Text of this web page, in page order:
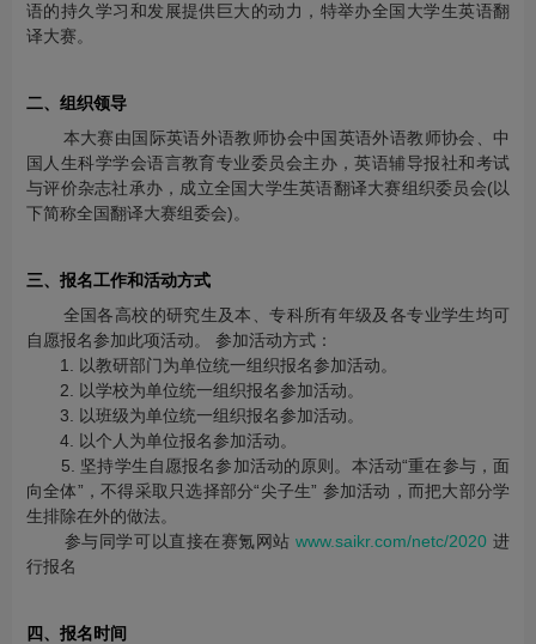
语的持久学习和发展提供巨大的动力，特举办全国大学生英语翻
译大赛。
二、组织领导
本大赛由国际英语外语教师协会中国英语外语教师协会、中
国人生科学学会语言教育专业委员会主办，英语辅导报社和考试
与评价杂志社承办，成立全国大学生英语翻译大赛组织委员会(以
下简称全国翻译大赛组委会)。
三、报名工作和活动方式
全国各高校的研究生及本、专科所有年级及各专业学生均可
自愿报名参加此项活动。 参加活动方式：
1. 以教研部门为单位统一组织报名参加活动。
2. 以学校为单位统一组织报名参加活动。
3. 以班级为单位统一组织报名参加活动。
4. 以个人为单位报名参加活动。
5. 坚持学生自愿报名参加活动的原则。本活动“重在参与，面
向全体”，不得采取只选择部分“尖子生” 参加活动，而把大部分学
生排除在外的做法。
参与同学可以直接在赛氪网站www.saikr.com/netc/2020进
行报名
四、报名时间